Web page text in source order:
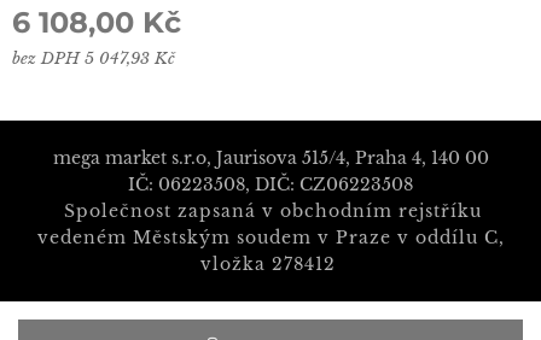
6 108,00 Kč
bez DPH 5 047,93 Kč
mega market s.r.o, Jaurisova 515/4, Praha 4, 140 00
IČ: 06223508, DIČ: CZ06223508
Společnost zapsaná v obchodním rejstříku
vedeném Městským soudem v Praze v oddílu C,
vložka 278412